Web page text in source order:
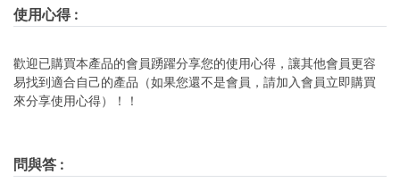
使用心得:
歡迎已購買本產品的會員踴躍分享您的使用心得，讓其他會員更容
易找到適合自己的產品（如果您還不是會員，請加入會員立即購買
來分享使用心得）！！
問與答 :